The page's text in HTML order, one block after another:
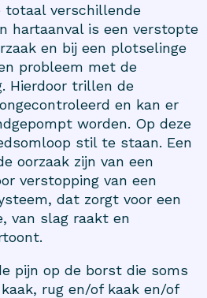
totaal verschillende
hartaanval is een verstopte
en bij een plotselinge
probleem met de
Hierdoor trillen de
en kan er
worden. Op deze
stil te staan. Een
oorzaak zijn van een
verstopping van een
dat zorgt voor een
van slag raakt en
pijn op de borst die soms
rug en/of kaak en/of